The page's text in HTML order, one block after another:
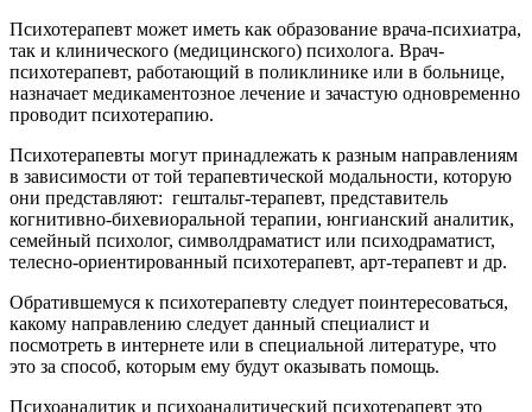
Психотерапевт может иметь как образование врача-психиатра,
так и клинического (медицинского) психолога. Врач-
психотерапевт, работающий в поликлинике или в больнице,
назначает медикаментозное лечение и зачастую одновременно
проводит психотерапию.
Психотерапевты могут принадлежать к разным направлениям
в зависимости от той терапевтической модальности, которую
они представляют: гештальт-терапевт, представитель
когнитивно-бихевиоральной терапии, юнгианский аналитик,
семейный психолог, символдраматист или психодраматист,
телесно-ориентированный психотерапевт, арт-терапевт и др.
Обратившемуся к психотерапевту следует поинтересоваться,
какому направлению следует данный специалист и
посмотреть в интернете или в специальной литературе, что
это за способ, которым ему будут оказывать помощь.
Психоаналитик и психоаналитический психотерапевт это